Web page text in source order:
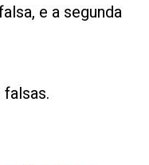
e a segunda
falsas.